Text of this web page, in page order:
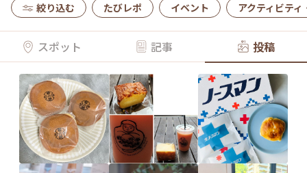
絞り込む たびレポ イベント アクティビティ
スポット 記事 投稿